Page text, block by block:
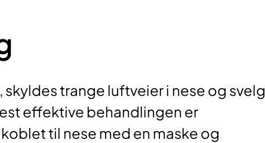
trange luftveier i nese og svelg
effektive behandlingen er
til nese med en maske og